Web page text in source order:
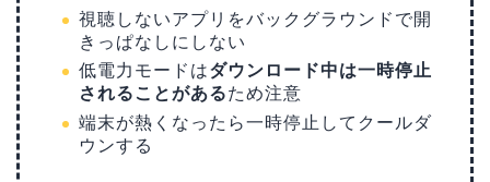
視聴しないアプリをバックグラウンドで開
きっぱなしにしない
低電力モードはダウンロード中は一時停止
されることがあるため注意
端末が熱くなったら一時停止してクールダ
ウンする